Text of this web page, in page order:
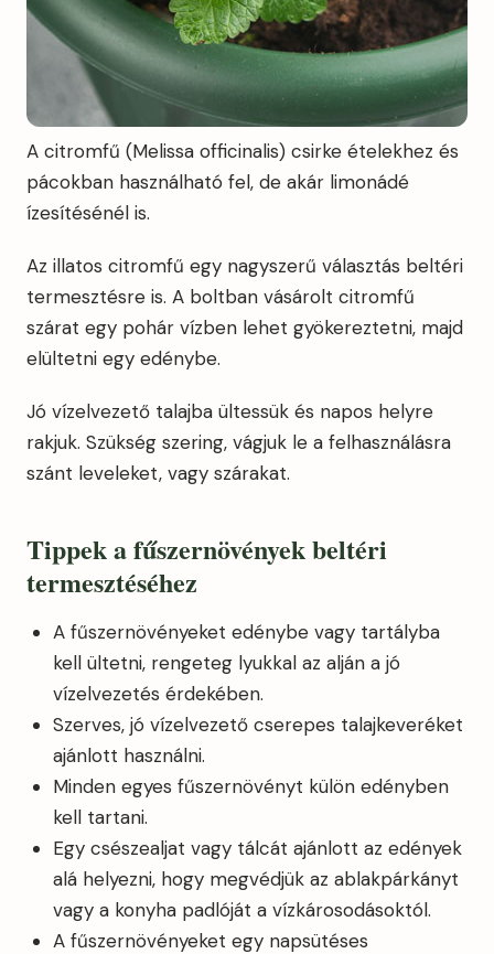
A citromfű (Melissa officinalis) csirke ételekhez és
pácokban használható fel, de akár limonádé
ízesítésénél is.
Az illatos citromfű egy nagyszerű választás beltéri
termesztésre is. A boltban vásárolt citromfű
szárat egy pohár vízben lehet gyökereztetni, majd
elültetni egy edénybe.
Jó vízelvezető talajba ültessük és napos helyre
rakjuk. Szükség szering, vágjuk le a felhasználásra
szánt leveleket, vagy szárakat.
Tippek a fűszernövények beltéri
termesztéséhez
A fűszernövényeket edénybe vagy tartályba
kell ültetni, rengeteg lyukkal az alján a jó
vízelvezetés érdekében.
Szerves, jó vízelvezető cserepes talajkeveréket
ajánlott használni.
Minden egyes fűszernövényt külön edényben
kell tartani.
Egy csészealjat vagy tálcát ajánlott az edények
alá helyezni, hogy megvédjük az ablakpárkányt
vagy a konyha padlóját a vízkárosodásoktól.
A fűszernövényeket egy napsütéses